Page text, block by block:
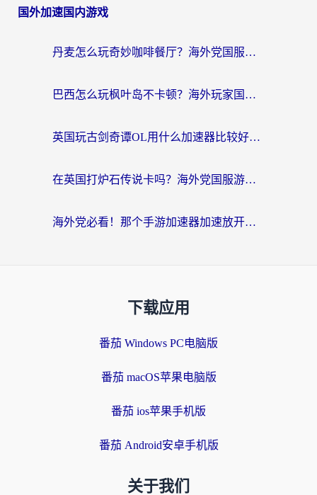
国外加速国内游戏
丹麦怎么玩奇妙咖啡餐厅？海外党国服游戏加速全攻略（附灌篮高手元气骑士实测）
巴西怎么玩枫叶岛不卡顿？海外玩家国服游戏加速器终极指南（含战双野兽领主提速秘籍）
英国玩古剑奇谭OL用什么加速器比较好？留学生亲测有效的国服游戏加速指南
在英国打炉石传说卡吗？海外党国服游戏不卡顿的终极指南
海外党必看！那个手游加速器加速放开那三国3最好？一篇解决国服游戏卡顿难题
下载应用
番茄 Windows PC电脑版
番茄 macOS苹果电脑版
番茄 ios苹果手机版
番茄 Android安卓手机版
关于我们